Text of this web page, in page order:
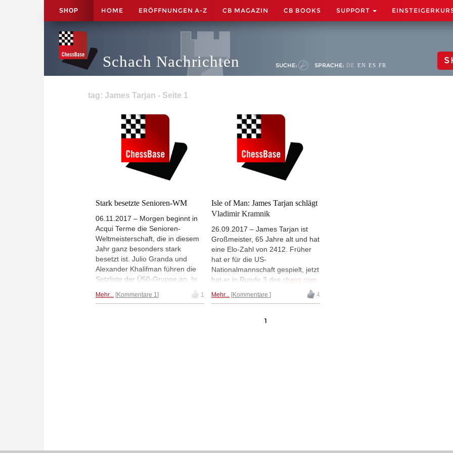
SHOP HOME ERÖFFNUNGEN A-Z CB MAGAZIN CB BOOKS SUPPORT
Schach Nachrichten SUCHE: SPRACHE: DE EN ES FR
tag: James Tarjan - Seite 1
Stark besetzte Senioren-WM
06.11.2017 – Morgen beginnt in
Acqui Terme die Senioren-
Weltmeisterschaft, die in diesem
Jahr ganz besonders stark
besetzt ist. Julio Granda und
Alexander Khalifman führen die
Setzliste der Ü50-Gruppe an. In
der Ü65-Gruppe spielen Anatoly
Vaisser, Evgeny Sveshnikov,
Mehr... Kommentare 1 1
Isle of Man: James Tarjan schlägt
Vladimir Kramnik
26.09.2017 – James Tarjan ist
Großmeister, 65 Jahre alt und hat
eine Elo-Zahl von 2412. Früher
hat er für die US-
Nationalmannschaft gespielt, jetzt
hat er in Runde 3 des chess.com
Vladimir Kramnik gewonnen.
strauchelte, blieb Weltmeister
Mehr... Kommentare 4
1